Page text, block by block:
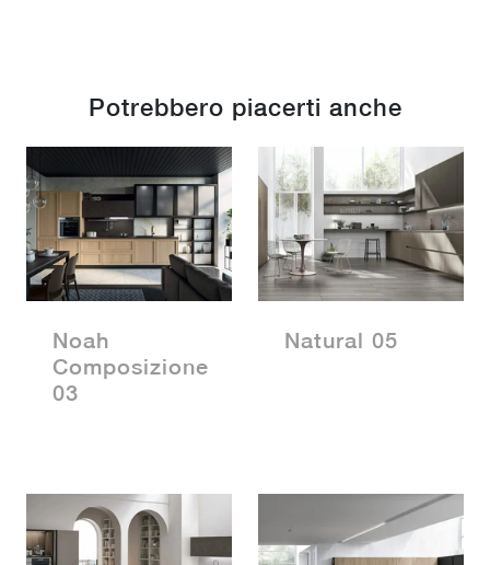
Potrebbero piacerti anche
Noah
Composizione
03
Natural 05